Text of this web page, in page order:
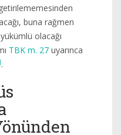
buna rağmen
olacağı
TBK m. 27 uyarınca
.